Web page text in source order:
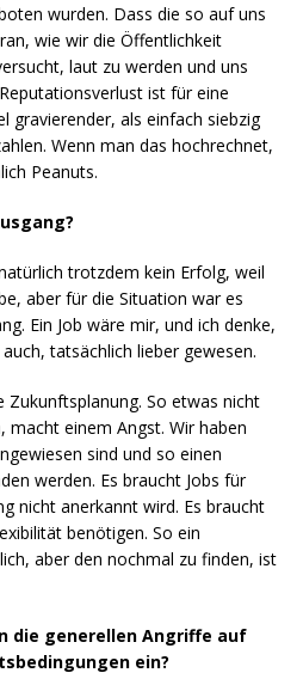
wurden. Dass die so auf uns
wie wir die Öffentlichkeit
laut zu werden und uns
ist für eine
gravierender, als einfach siebzig
Wenn man das hochrechnet,
Peanuts.
trotzdem kein Erfolg, weil
aber für die Situation war es
Ein Job wäre mir, und ich denke,
tatsächlich lieber gewesen.
Zukunftsplanung. So etwas nicht
macht einem Angst. Wir haben
sind und so einen
werden. Es braucht Jobs für
nicht anerkannt wird. Es braucht
benötigen. So ein
aber den nochmal zu finden, ist
die generellen Angriffe auf
ein?